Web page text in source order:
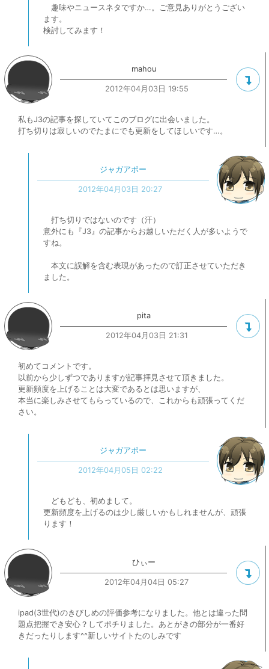
趣味やニュースネタですか…。ご意見ありがとうござい
ます。
検討してみます！
mahou
2012年04月03日 19:55
私もJ3の記事を探していてこのブログに出会いました。
打ち切りは寂しいのでたまにでも更新をしてほしいです…。
ジャガアポー
2012年04月03日 20:27
打ち切りではないのです（汗）
意外にも『J3』の記事からお越しいただく人が多いようで
すね。
本文に誤解を含む表現があったので訂正させていただき
ました。
pita
2012年04月03日 21:31
初めてコメントです。
以前から少しずつでありますが記事拝見させて頂きました。
更新頻度を上げることは大変であるとは思いますが、
本当に楽しみさせてもらっているので、これからも頑張ってくだ
さい。
ジャガアポー
2012年04月05日 02:22
どもども、初めまして。
更新頻度を上げるのは少し厳しいかもしれませんが、頑張
ります！
ひぃー
2012年04月04日 05:27
ipad(3世代)のきびしめの評価参考になりました。他とは違った問
題点把握でき安心？してポチりました。あとがきの部分が一番好
きだったりします^^新しいサイトたのしみです